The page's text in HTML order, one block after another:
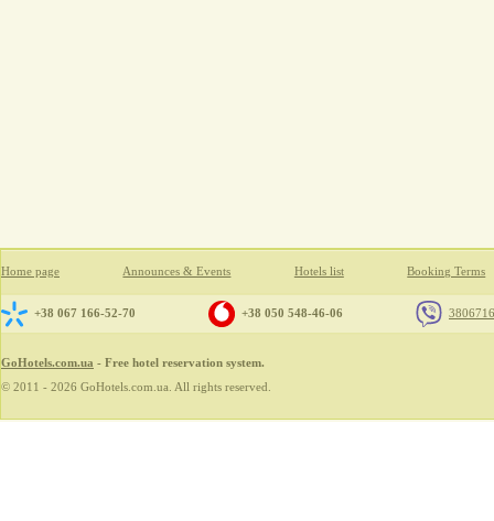
Home page Announces & Events Hotels list Booking Terms
+38 067 166-52-70 +38 050 548-46-06
GoHotels.com.ua - Free hotel reservation system.
© 2011 - 2026 GoHotels.com.ua. All rights reserved.